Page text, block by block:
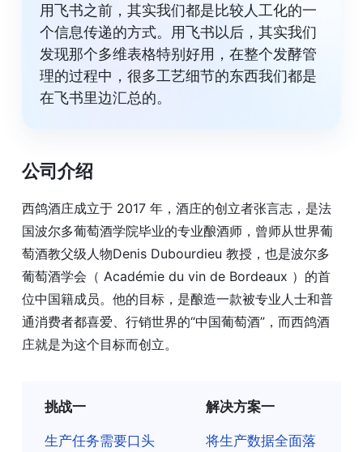
用飞书之前，其实我们都是比较人工化的一
个信息传递的方式。用飞书以后，其实我们
发现那个多维表格特别好用，在整个发酵管
理的过程中，很多工艺细节的东西我们都是
在飞书里边汇总的。
公司介绍
西鸽酒庄成立于 2017 年，酒庄的创立者张言志，是法
国波尔多葡萄酒学院毕业的专业酿酒师，曾师从世界葡
萄酒教父级人物Denis Dubourdieu 教授，也是波尔多
葡萄酒学会（ Académie du vin de Bordeaux ）的首
位中国籍成员。他的目标，是酿造一款被专业人士和普
通消费者都喜爱、行销世界的“中国葡萄酒”，而西鸽酒
庄就是为这个目标而创立。
挑战一
生产任务需要口头
解决方案一
将生产数据全面落